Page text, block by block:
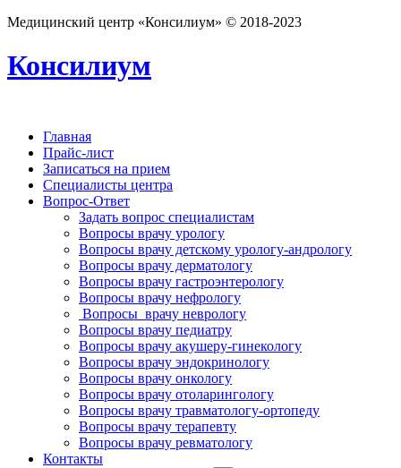
Медицинский центр «Консилиум» © 2018-2023
Консилиум
Главная
Прайс-лист
Записаться на прием
Специалисты центра
Вопрос-Ответ
Задать вопрос специалистам
Вопросы врачу урологу
Вопросы врачу детскому урологу-андрологу
Вопросы врачу дерматологу
Вопросы врачу гастроэнтерологу
Вопросы врачу нефрологу
Вопросы врачу неврологу
Вопросы врачу педиатру
Вопросы врачу акушеру-гинекологу
Вопросы врачу эндокринологу
Вопросы врачу онкологу
Вопросы врачу отоларингологу
Вопросы врачу травматологу-ортопеду
Вопросы врачу терапевту
Вопросы врачу ревматологу
Контакты